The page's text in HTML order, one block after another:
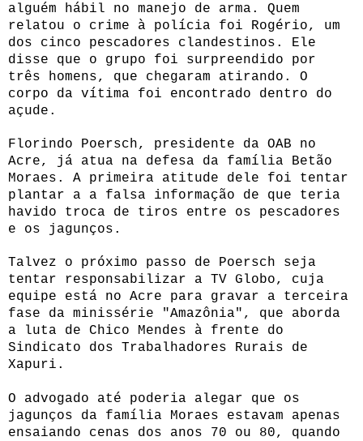
alguém hábil no manejo de arma. Quem
relatou o crime à polícia foi Rogério, um
dos cinco pescadores clandestinos. Ele
disse que o grupo foi surpreendido por
três homens, que chegaram atirando. O
corpo da vítima foi encontrado dentro do
açude.
Florindo Poersch, presidente da OAB no
Acre, já atua na defesa da família Betão
Moraes. A primeira atitude dele foi tentar
plantar a a falsa informação de que teria
havido troca de tiros entre os pescadores
e os jagunços.
Talvez o próximo passo de Poersch seja
tentar responsabilizar a TV Globo, cuja
equipe está no Acre para gravar a terceira
fase da minissérie "Amazônia", que aborda
a luta de Chico Mendes à frente do
Sindicato dos Trabalhadores Rurais de
Xapuri.
O advogado até poderia alegar que os
jagunços da família Moraes estavam apenas
ensaiando cenas dos anos 70 ou 80, quando